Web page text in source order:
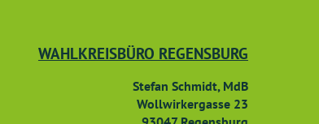
WAHLKREISBÜRO REGENSBURG
Stefan Schmidt, MdB
Wollwirkergasse 23